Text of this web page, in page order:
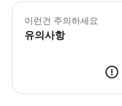
이런건 주의하세요
유의사항